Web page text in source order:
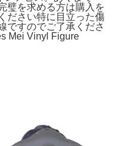
璧を求める方は購入を
ださい特に目立った傷
ですのでご了承くださ
Mei Vinyl Figure